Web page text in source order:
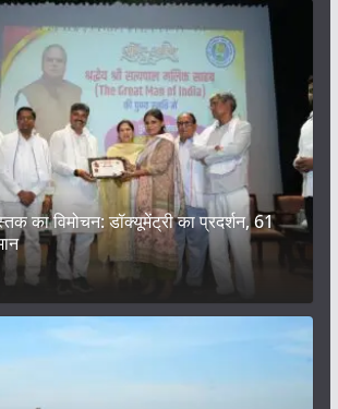
का विमोचन: डॉक्यूमेंट्री का प्रदर्शन, 61